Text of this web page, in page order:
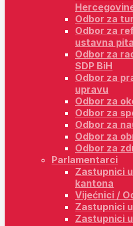
Odbor za
Odbor za
ustavna
Odbor za
SDP BiH
Odbor za
upravu
Odbor za
Odbor za
Odbor za
Odbor za
Odbor za
Parlamentarci
Zastupnici
kantona
Vijećnici /
Zastupnici u
Zastupnici u